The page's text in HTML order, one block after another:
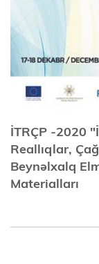
İTRÇP -2020
Reallıqlar,
Beynəlxalq
Materialları